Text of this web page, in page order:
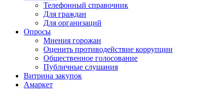
Телефонный справочник
Для граждан
Для организаций
Опросы
Мнения горожан
Оценить противодействие коррупции
Общественное голосование
Публичные слушания
Витрина закупок
Амаркет